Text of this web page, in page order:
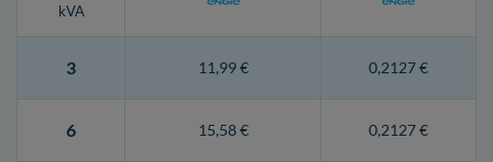
kVA
3 11,99 € 0,2127 €
6 15,58 € 0,2127 €